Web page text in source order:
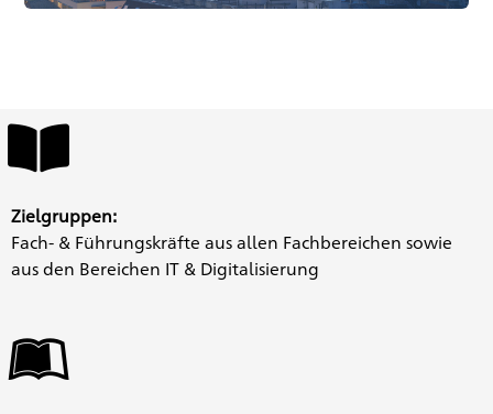
Zielgruppen:
Fach- & Führungskräfte aus allen Fachbereichen sowie
aus den Bereichen IT & Digitalisierung